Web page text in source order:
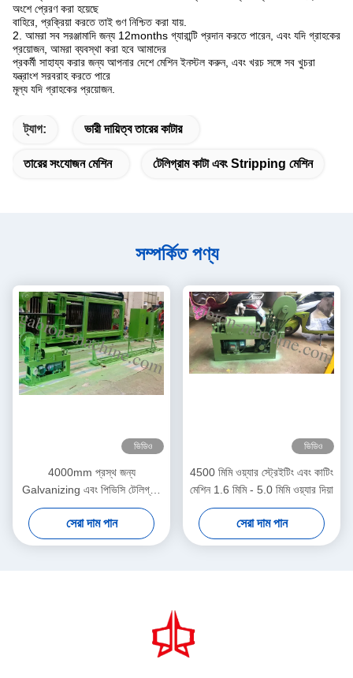
অংশে প্রেরণ করা হয়েছে
বাহিরে, প্রক্রিয়া করতে তাই গুণ নিশ্চিত করা যায়.
2. আমরা সব সরঞ্জামাদি জন্য 12months গ্যারান্টি প্রদান করতে পারেন, এবং যদি গ্রাহকের
প্রয়োজন, আমরা ব্যবস্থা করা হবে আমাদের
প্রকর্মী সাহায্য করার জন্য আপনার দেশে মেশিন ইনস্টল করুন, এবং খরচ সঙ্গে সব খুচরা
যন্ত্রাংশ সরবরাহ করতে পারে
মূল্য যদি গ্রাহকের প্রয়োজন.
ট্যাগ: ভারী দায়িত্ব তারের কাটার
তারের সংযোজন মেশিন টেলিগ্রাম কাটা এবং Stripping মেশিন
সম্পর্কিত পণ্য
ভিডিও
4000mm প্রস্থ জন্য
Galvanizing এবং পিভিসি টেলিগ্রাম
সোজা এবং কাটন মেশিন
সেরা দাম পান
ভিডিও
4500 মিমি ওয়্যার স্ট্রেইটিং এবং কাটিং
মেশিন 1.6 মিমি - 5.0 মিমি ওয়্যার দিয়া
সেরা দাম পান